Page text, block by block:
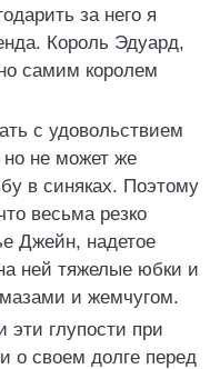
за него я
Король Эдуард,
самим королем
с удовольствием
не может же
в синяках. Поэтому
весьма резко
Джейн, надетое
ней тяжелые юбки и
и жемчугом.
глупости при
о своем долге перед